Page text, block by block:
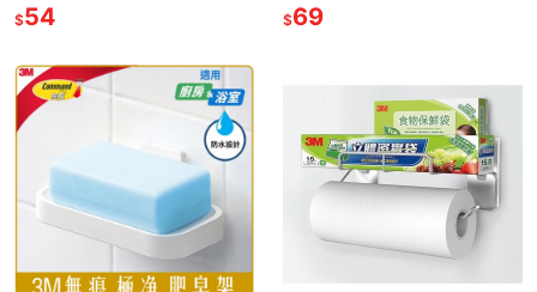
$54
扣
$69